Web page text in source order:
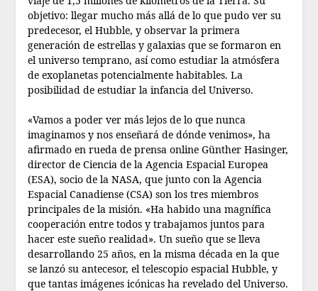
objetivo: llegar mucho más allá de lo que pudo ver su
predecesor, el Hubble, y observar la primera
generación de estrellas y galaxias que se formaron en
el universo temprano, así como estudiar la atmósfera
de exoplanetas potencialmente habitables. La
posibilidad de estudiar la infancia del Universo.
«Vamos a poder ver más lejos de lo que nunca
imaginamos y nos enseñará de dónde venimos», ha
afirmado en rueda de prensa online Günther Hasinger,
director de Ciencia de la Agencia Espacial Europea
(ESA), socio de la NASA, que junto con la Agencia
Espacial Canadiense (CSA) son los tres miembros
principales de la misión. «Ha habido una magnífica
cooperación entre todos y trabajamos juntos para
hacer este sueño realidad». Un sueño que se lleva
desarrollando 25 años, en la misma década en la que
se lanzó su antecesor, el telescopio espacial Hubble, y
que tantas imágenes icónicas ha revelado del Universo.